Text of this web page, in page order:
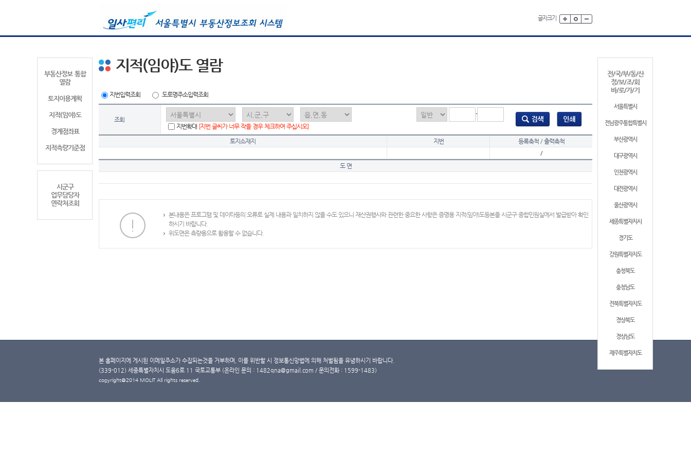
글자크기
부동산정보 통합
열람
토지이용계획
지적(임야)도
경계점좌표
지적측량기준점
시군구
업무담당자
연락처조회
전/국/부/동/산
정/보/조/회
바/로/가/기
서울특별시
전남광주통합특별시
부산광역시
대구광역시
인천광역시
대전광역시
울산광역시
세종특별자치시
경기도
강원특별자치도
충청북도
충청남도
전북특별자치도
경상북도
경상남도
제주특별자치도
지적(임야)도 열람
지번입력조회 도로명주소입력조회
조회
-
지번확대 [지번 글씨가 너무 작을 경우 체크하여 주십시오]
토지소재지 지번
등록축척 / 출력축척
/
도 면
본내용은 프로그램 및 데이타등의 오류로 실제 내용과 일치하지 않을 수도 있으니 재산권행사와 관련한 중요한 사항은 증명용 지적(임야)도등본을 시군구 종합민원실에서 발급받아 확인
하시기 바랍니다.
위도면은 측량용으로 활용할 수 없습니다.
본 홈페이지에 게시된 이메일주소가 수집되는것을 거부하며, 이를 위반할 시 정보통신망법에 의해 처벌됨을 유념하시기 바랍니다.
(339-012) 세종특별자치시 도움6로 11 국토교통부 (온라인 문의 : 1482qna@gmail.com / 문의전화 : 1599-1483)
copyright@2014 MOLIT All rights reserved.